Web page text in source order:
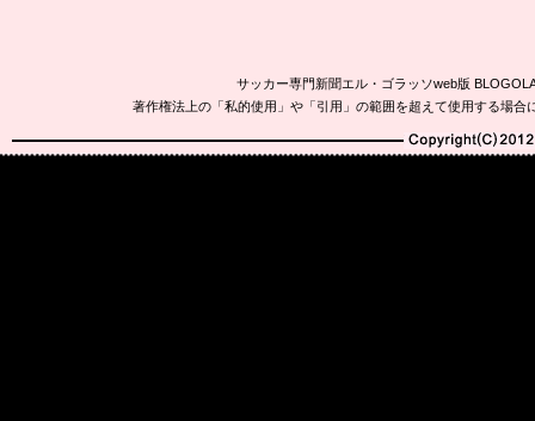
サッカー専門新聞エル・ゴラッソweb版
著作権法上の「私的使用」や「引用」の範囲を超えて使用する場
Copyright(C)2010-